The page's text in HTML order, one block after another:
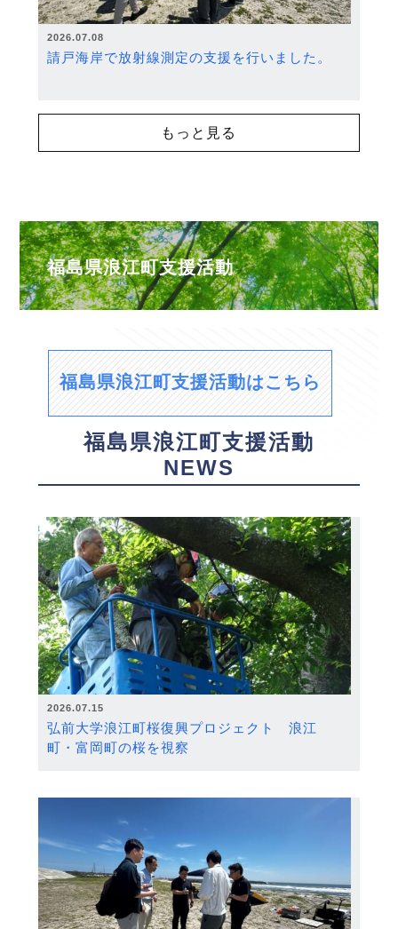
2026.07.08
請戸海岸で放射線測定の支援を行いました。
もっと見る
福島県浪江町支援活動
福島県浪江町支援活動はこちら
福島県浪江町支援活動
NEWS
2026.07.15
弘前大学浪江町桜復興プロジェクト 浪江
町・富岡町の桜を視察